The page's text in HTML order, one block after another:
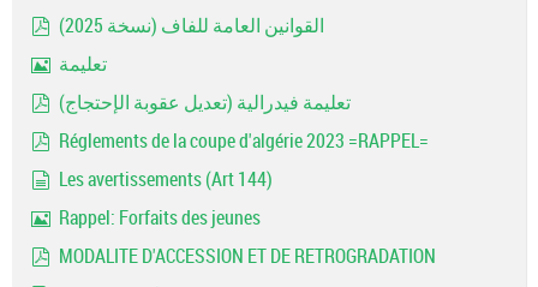
القوانين العامة للفاف (نسخة 2025)
تعليمة
تعليمة فيدرالية (تعديل عقوبة الإحتجاج)
Réglements de la coupe d'algérie 2023 =RAPPEL=
Les avertissements (Art 144)
Rappel: Forfaits des jeunes
MODALITE D'ACCESSION ET DE RETROGRADATION